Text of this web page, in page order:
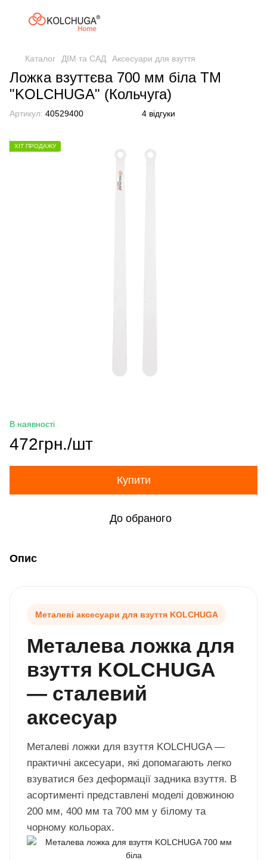
Каталог ДІМ та САД Аксесуари для взуття
Ложка взуттєва 700 мм біла ТМ
"KOLCHUGA" (Кольчуга)
Артикул: 40529400 4 відгуки
ХІТ ПРОДАЖУ
В наявності
472грн./шт
Купити
До обраного
Опис
Металеві аксесуари для взуття KOLCHUGA
Металева ложка для
взуття KOLCHUGA
— сталевий
аксесуар
Металеві ложки для взуття KOLCHUGA —
практичні аксесуари, які допомагають легко
взуватися без деформації задника взуття. В
асортименті представлені моделі довжиною
200 мм, 400 мм та 700 мм у білому та
чорному кольорах.